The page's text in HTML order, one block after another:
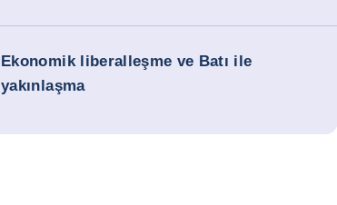
Ekonomik liberalleşme ve Batı ile
yakınlaşma